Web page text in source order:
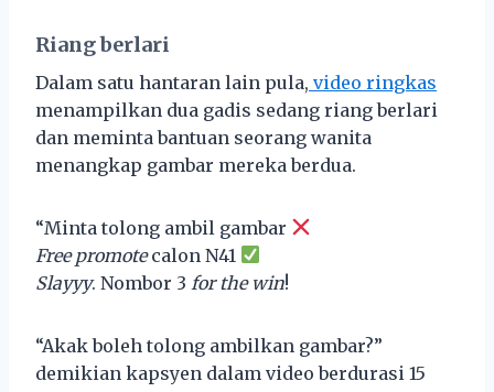
Riang berlari
Dalam satu hantaran lain pula, video ringkas
menampilkan dua gadis sedang riang berlari
dan meminta bantuan seorang wanita
menangkap gambar mereka berdua.
“Minta tolong ambil gambar
Free promotecalon N41
Slayyy. Nombor 3 for the win!
“Akak boleh tolong ambilkan gambar?”
demikian kapsyen dalam video berdurasi 15